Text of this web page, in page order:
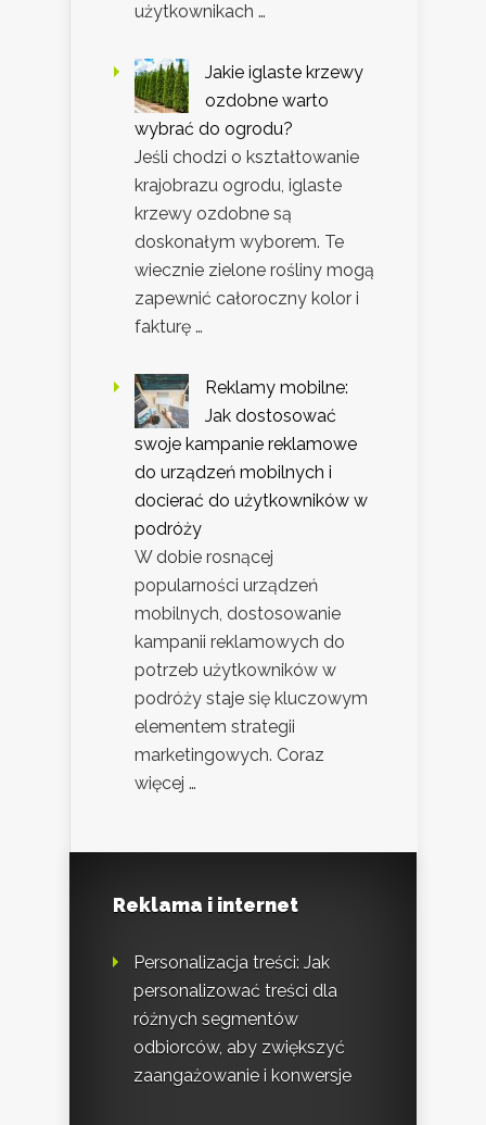
użytkownikach …
Jakie iglaste krzewy
ozdobne warto
wybrać do ogrodu?
Jeśli chodzi o kształtowanie
krajobrazu ogrodu, iglaste
krzewy ozdobne są
doskonałym wyborem. Te
wiecznie zielone rośliny mogą
zapewnić całoroczny kolor i
fakturę …
Reklamy mobilne:
Jak dostosować
swoje kampanie reklamowe
do urządzeń mobilnych i
docierać do użytkowników w
podróży
W dobie rosnącej
popularności urządzeń
mobilnych, dostosowanie
kampanii reklamowych do
potrzeb użytkowników w
podróży staje się kluczowym
elementem strategii
marketingowych. Coraz
więcej …
Reklama i internet
Personalizacja treści: Jak
personalizować treści dla
różnych segmentów
odbiorców, aby zwiększyć
zaangażowanie i konwersje